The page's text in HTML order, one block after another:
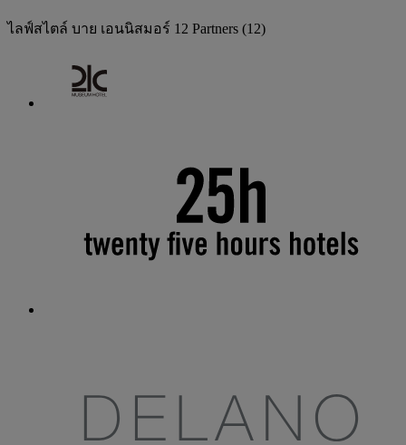
ไลฟ์สไตล์ บาย เอนนิสมอร์ 12 Partners (12)